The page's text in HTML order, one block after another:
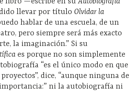
llevar por título Olvidar la
hablar de una escuela, de un
pero siempre será más exacto
la imaginación.” Si su
es porque no son simplemente
“es el único modo en que
dice, “aunque ninguna de
ni la autobiografía ni